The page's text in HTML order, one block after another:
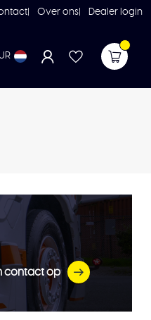
Over ons Dealer login
contact op